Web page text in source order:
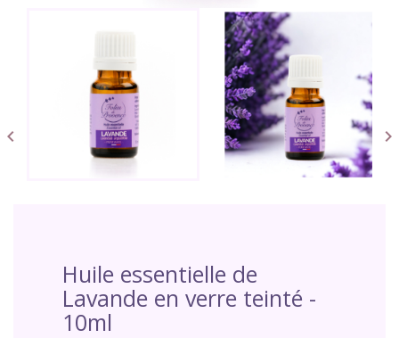
 
Huile essentielle de
Lavande en verre teinté -
10ml